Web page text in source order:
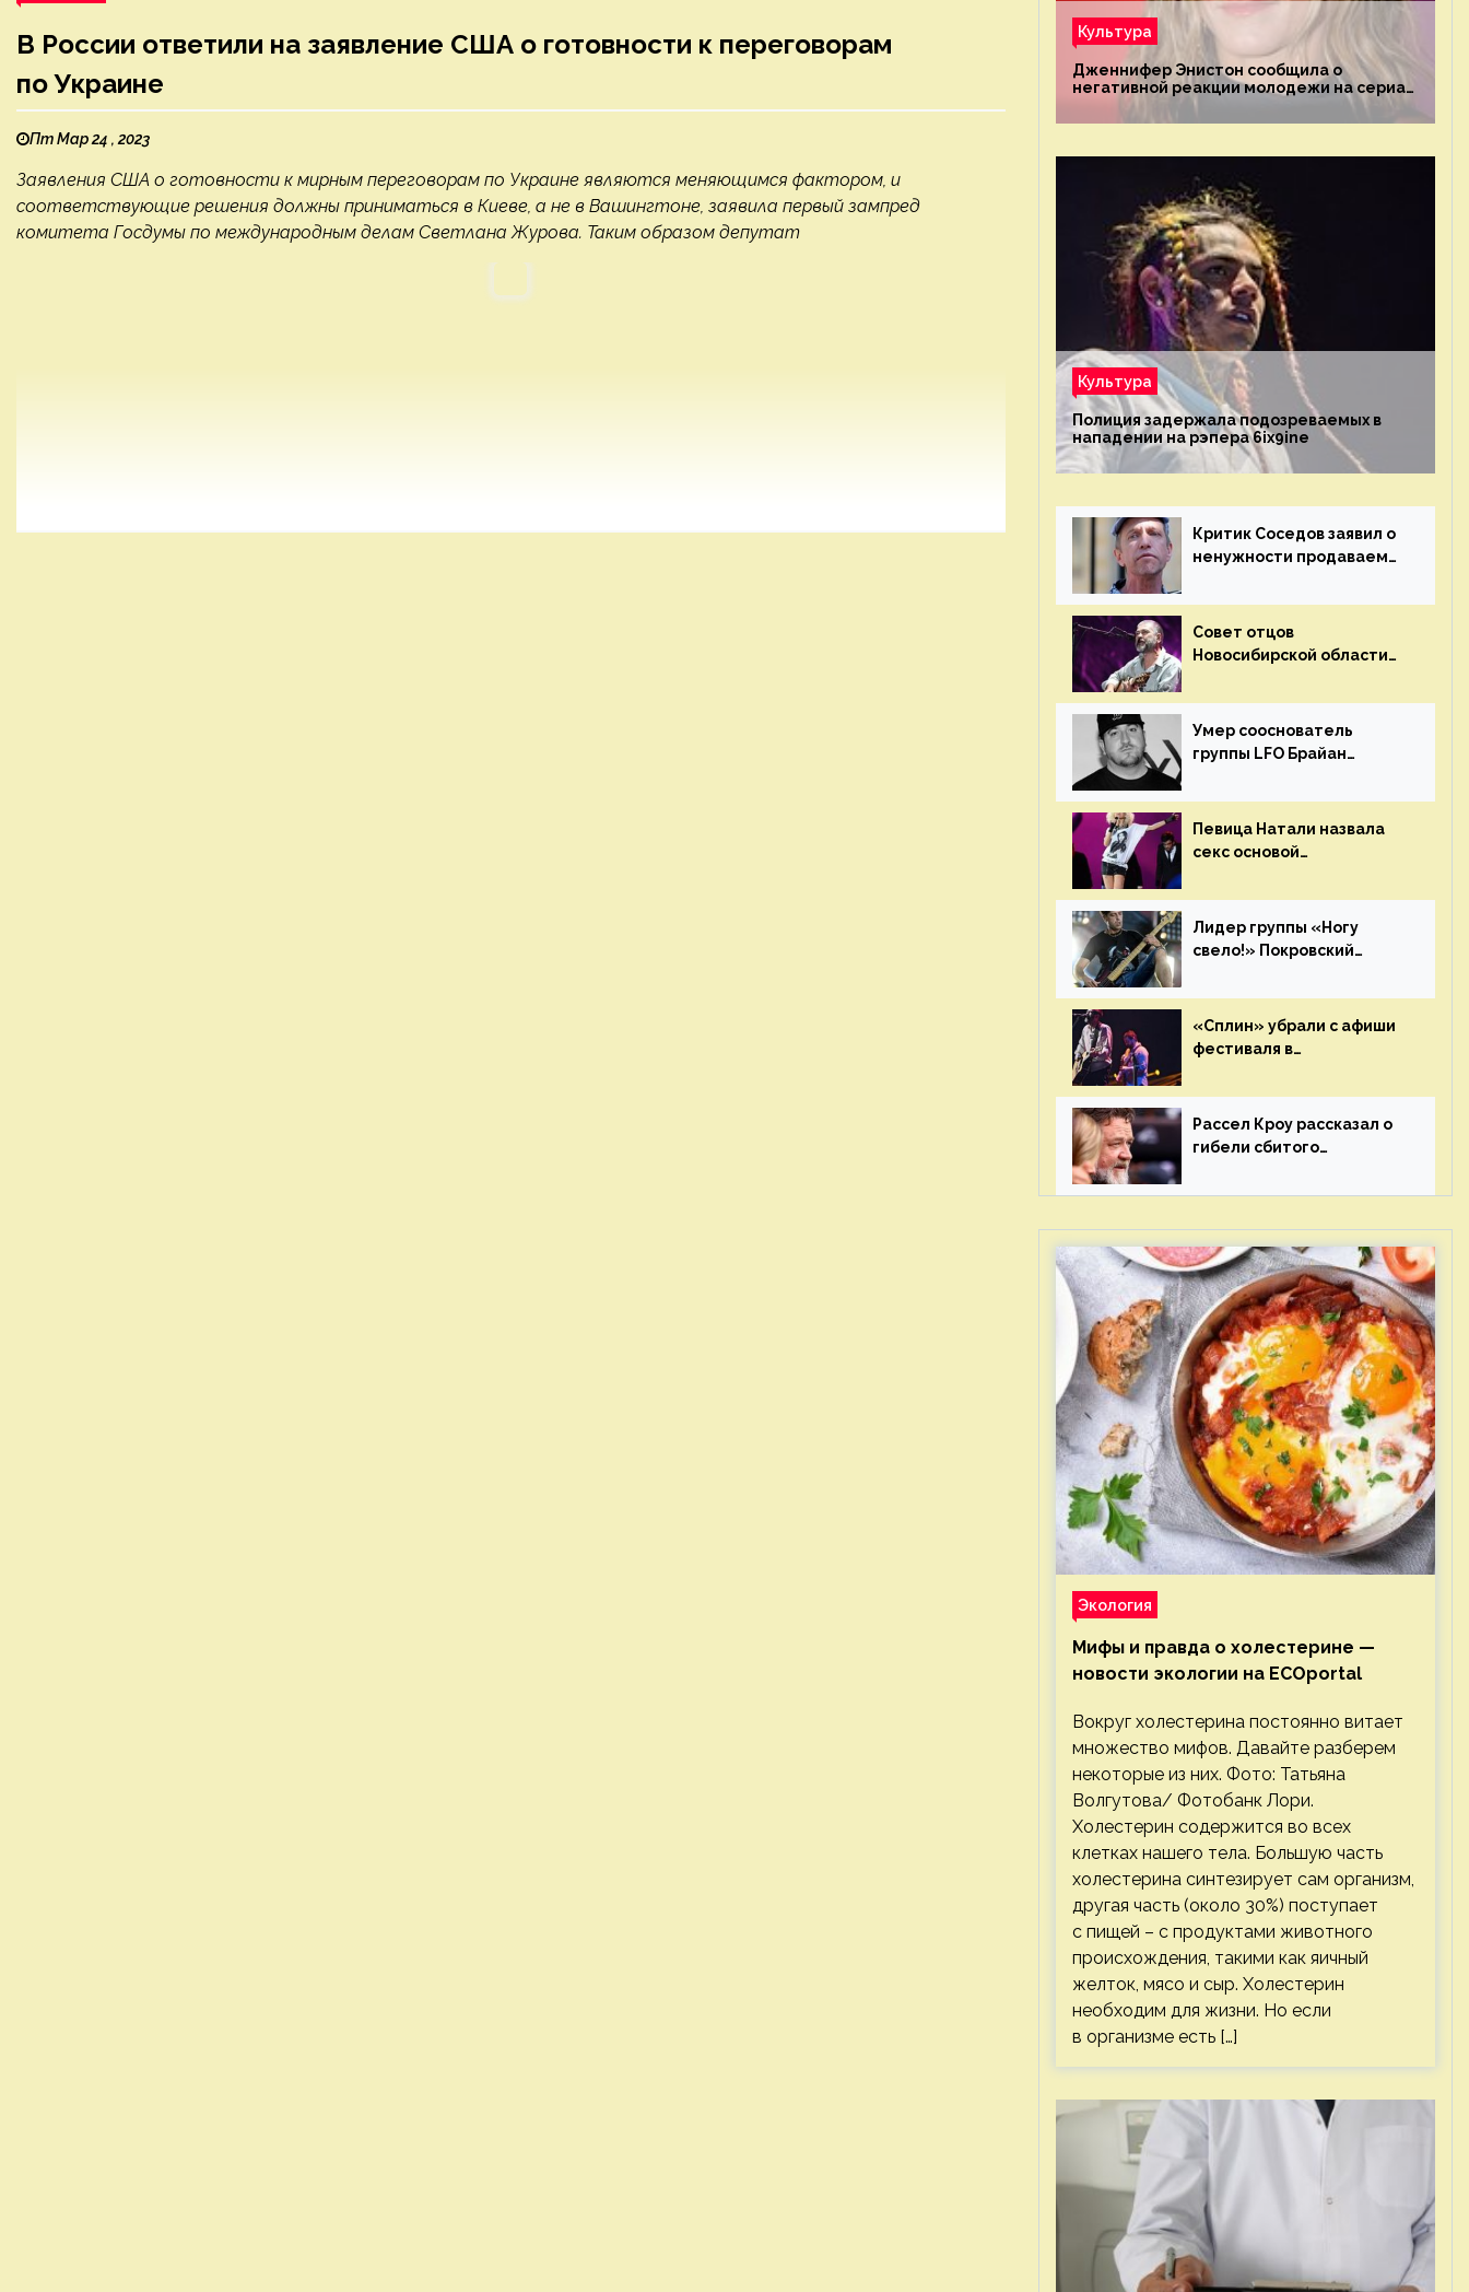
В России ответили на заявление США о готовности к переговорам
по Украине
Пт Мар 24 , 2023
Заявления США о готовности к мирным переговорам по Украине являются меняющимся фактором, и
соответствующие решения должны приниматься в Киеве, а не в Вашингтоне, заявила первый зампред
комитета Госдумы по международным делам Светлана Журова. Таким образом депутат
Культура
Дженнифер Энистон сообщила о
негативной реакции молодежи на сериал
Культура
Полиция задержала подозреваемых в
нападении на рэпера 6ix9ine
Критик Соседов заявил о
ненужности продаваемых
песен
Совет отцов
Новосибирской области
концерт группы «Сплин»
Умер сооснователь
группы LFO Брайан
Певица Натали назвала
секс основой
Лидер группы «Ногу
свело!» Покровский
иноагента
«Сплин» убрали с афиши
фестиваля в
жалобы «Союза отцов»
Рассел Кроу рассказал о
гибели сбитого
Экология
Мифы и правда о холестерине —
новости экологии на ECOportal
Вокруг холестерина постоянно витает
множество мифов. Давайте разберем
некоторые из них. Фото: Татьяна
Волгутова/ Фотобанк Лори.
Холестерин содержится во всех
клетках нашего тела. Большую часть
холестерина синтезирует сам организм,
другая часть (около 30%) поступает
с пищей – с продуктами животного
происхождения, такими как яичный
желток, мясо и сыр. Холестерин
необходим для жизни. Но если
в организме есть […]